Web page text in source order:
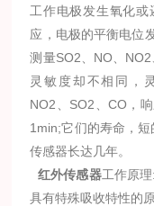
工作电极发生氧化
应，电极的平衡电位
测量SO2、NO、
灵敏度却不相同，
NO2、SO2、CO，
1min;它们的寿命，
传感器长达几年。
红外传感器工作原
具有特殊吸收特性的